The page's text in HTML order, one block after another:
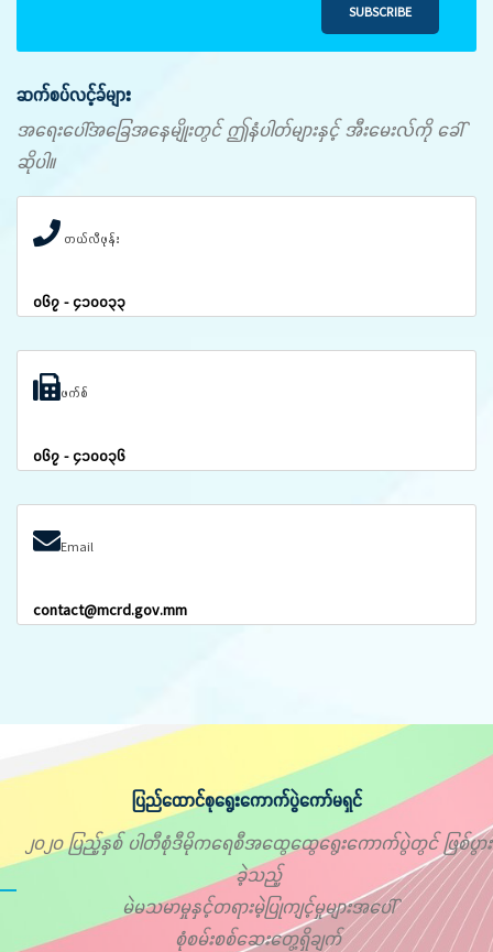
SUBSCRIBE
ဆက်စပ်လင့်ခ်များ
အရေးပေါ်အခြေအနေမျိုးတွင် ဤနံပါတ်များနှင့် အီးမေးလ်ကို ခေါ်
ဆိုပါ။
တယ်လီဖုန်း
၀၆၇ - ၄၁၀၀၃၃
ဖက်စ်
၀၆၇ - ၄၁၀၀၃၆
Email
contact@mcrd.gov.mm
ပြည်ထောင်စုရွေးကောက်ပွဲကော်မရှင်
၂၀၂၀ ပြည့်နှစ် ပါတီစုံဒီမိုကရေစီအထွေထွေရွေးကောက်ပွဲတွင် ဖြစ်ပွား
ခဲ့သည့်
မဲမသမာမှုနှင့်တရားမဲ့ပြုကျင့်မှုများအပေါ်
စုံစမ်းစစ်ဆေးတွေ့ရှိချက်